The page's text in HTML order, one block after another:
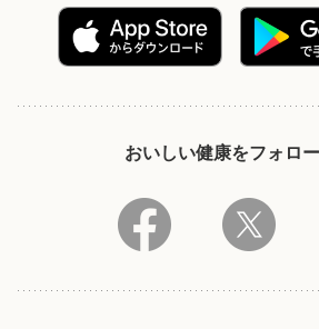
おいしい健康をフォロ